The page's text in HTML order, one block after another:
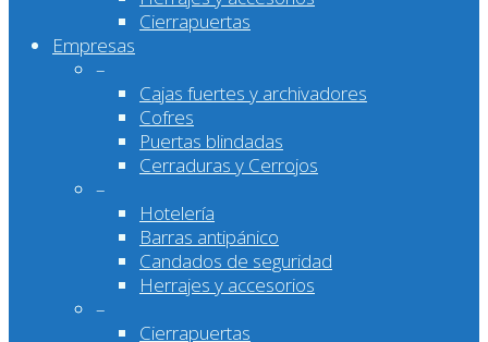
Cierrapuertas
Empresas
–
Cajas fuertes y archivadores
Cofres
Puertas blindadas
Cerraduras y Cerrojos
–
Hotelería
Barras antipánico
Candados de seguridad
Herrajes y accesorios
–
Cierrapuertas